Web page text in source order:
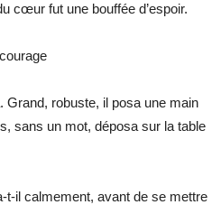
cœur fut une bouffée d’espoir.
Grand, robuste, il posa une main
sans un mot, déposa sur la table
t-il calmement, avant de se mettre